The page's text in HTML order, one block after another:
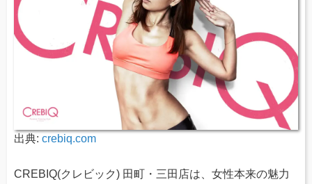
出典: crebiq.com
CREBIQ(クレビック) 田町・三田店は、女性本来の魅力